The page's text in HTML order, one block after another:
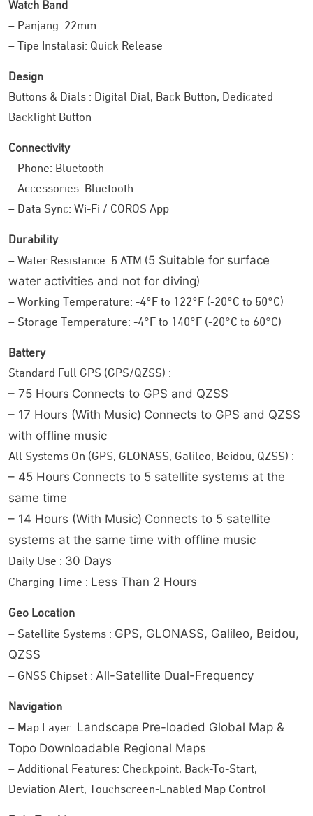
jarak 5K, 10K, Half Marathon, dan Full Marathon.
General Training Status:
berdasarkan kelelahan dan tingkat kebugaran dari
7-Day Total Load:
seminggu terakhir dan lihat apakah Anda berada
dalam zona latihan yang ideal.
atau menurun untuk latihan dan lomba yang lebih
efisien.
Training Focus:Lihat peningkatan utama dari latihan
Anda berdasarkan intensitas dan beban latihan.
optimal sebelum memulai latihan ringan atau berat
berikutnya.
Fitur Navigasi dan Aktivitas Outdoor
COROS APEX 2 Pro
fitur navigasi dan aktivitas outdoor, diantaranya:
Sun Movements:Pantau pergerakan matahari, bergerak
cepat sebelum gelap atau manfaatkan cahaya pagi
lebih awal.
sebelum atau saat aktivitas berlangsung.
Deviate Alert:Dapatkan peringatan saat Anda keluar
jalur, lengkap dengan jarak dan arah untuk kembali ke
rute.
atau garis akhir untuk menambah semangat Anda!
Checkpoint:Tandai lokasi penting seperti sumber air,
pos bantuan, atau tempat penyimpanan perlengkapan.
Koordinat GPS Akurat:
Akses langsung lokasi GPS,
Isi Dalam Kemasan
Watch Band
– Panjang: 22mm
– Tipe Instalasi: Quick Release
Design
Buttons & Dials : Digital Dial, Back Button, Dedicated
Backlight Button
Connectivity
– Phone: Bluetooth
– Accessories: Bluetooth
– Data Sync: Wi-Fi / COROS App
Durability
– Water Resistance: 5 ATM (5 Suitable for surface
water activities and not for diving)
– Working Temperature: -4°F to 122°F (-20°C to 50°C)
– Storage Temperature: -4°F to 140°F (-20°C to 60°C)
Battery
Standard Full GPS (GPS/QZSS) :
– 75 Hours Connects to GPS and QZSS
– 17 Hours (With Music) Connects to GPS and QZSS
with offline music
All Systems On (GPS, GLONASS, Galileo, Beidou, QZSS) :
– 45 Hours Connects to 5 satellite systems at the
same time
– 14 Hours (With Music) Connects to 5 satellite
systems at the same time with offline music
Daily Use : 30 Days
Charging Time : Less Than 2 Hours
Geo Location
– Satellite Systems : GPS, GLONASS, Galileo, Beidou,
QZSS
– GNSS Chipset : All-Satellite Dual-Frequency
Navigation
– Map Layer: Landscape Pre-loaded Global Map &
Topo Downloadable Regional Maps
– Additional Features: Checkpoint, Back-To-Start,
Deviation Alert, Touchscreen-Enabled Map Control